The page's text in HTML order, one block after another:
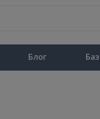
Блог